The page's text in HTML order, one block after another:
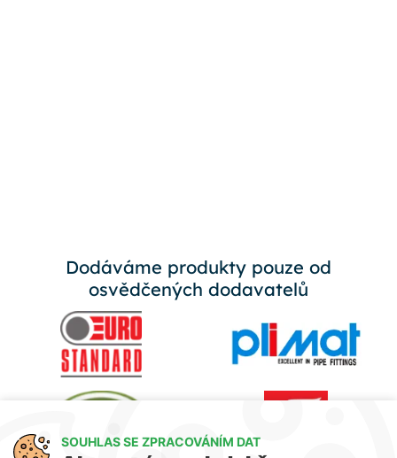
Dodáváme produkty pouze od
osvědčených dodavatelů
SOUHLAS SE ZPRACOVÁNÍM DAT